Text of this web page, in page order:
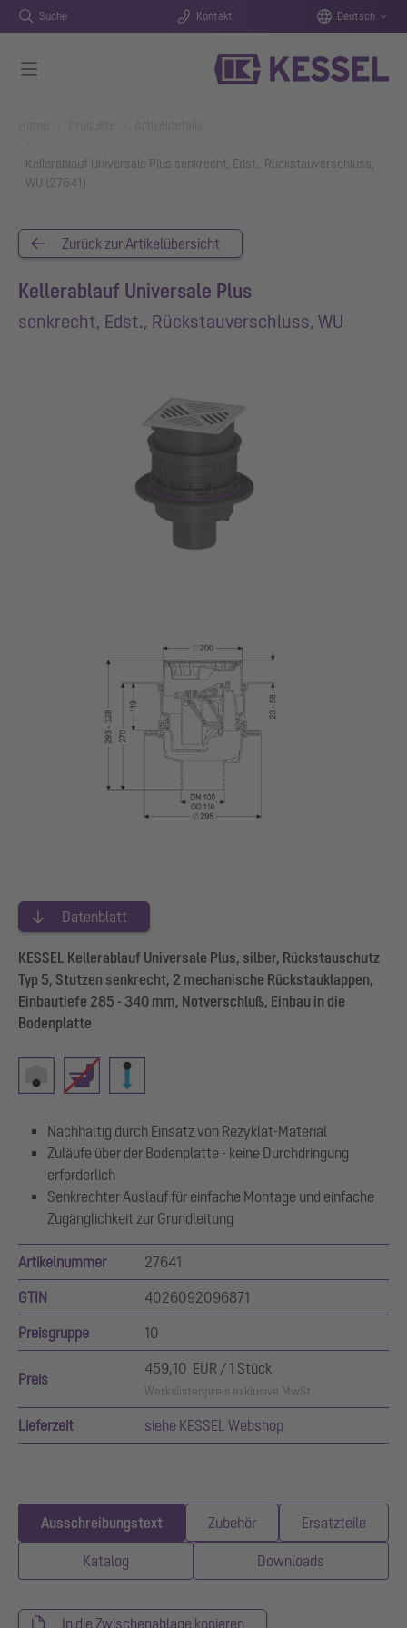
Suche Kontakt Deutsch
Kellerablauf Universale Plus senkrecht, Edst., Rückstauverschluss,
WU (27641)
Zurück zur Artikelübersicht
Kellerablauf Universale Plus
senkrecht, Edst., Rückstauverschluss, WU
Datenblatt
KESSEL Kellerablauf Universale Plus, silber, Rückstauschutz
Typ 5, Stutzen senkrecht, 2 mechanische Rückstauklappen,
Einbautiefe 285 - 340 mm, Notverschluß, Einbau in die
Bodenplatte
Nachhaltig durch Einsatz von Rezyklat-Material
Zuläufe über der Bodenplatte - keine Durchdringung
erforderlich
Senkrechter Auslauf für einfache Montage und einfache
Zugänglichkeit zur Grundleitung
Artikelnummer 27641
GTIN 4026092096871
Preisgruppe 10
Preis
459,10 EUR / 1 Stück
Werkslistenpreis exklusive MwSt.
Lieferzeit siehe KESSEL Webshop
Ausschreibungstext Zubehör Ersatzteile
Katalog Downloads
In die Zwischenablage kopieren